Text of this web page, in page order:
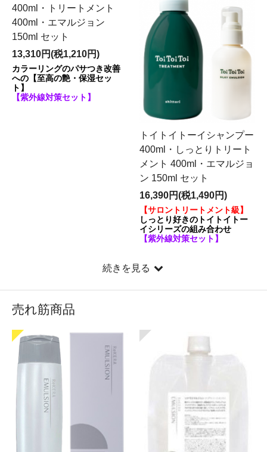
400ml・トリートメント
400ml・エマルジョン
150ml セット
13,310円(税1,210円)
カラーリングのパサつき改善
への【至高の艶・保湿セッ
ト】
【紫外線対策セット】
トイトイトーイシャンプー
400ml・しっとりトリート
メント 400ml・エマルジョ
ン 150ml セット
16,390円(税1,490円)
【サロントリートメント級】
しっとり好きのトイトイトー
イシリーズの組み合わせ
【紫外線対策セット】
続きを見る
売れ筋商品